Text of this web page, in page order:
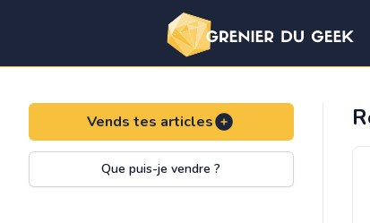
Vends tes articles
Que puis-je vendre ?